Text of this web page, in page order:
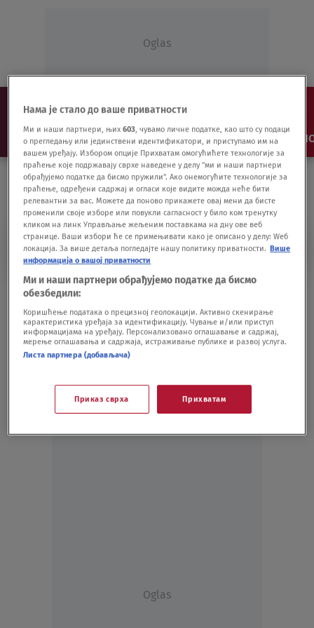
Oglas
NAJNOVIJE VESTI SHOW SPORT VIDEO
DAMJAN LE TALEK
trijumf Rajkovića
SPORT25.10.20.
Oglas
Нама је стало до ваше приватности
Ми и наши партнери, њих603, чувамо личне податке, као што су подаци
о прегледању или јединствени идентификатори, и приступамо им на
вашем уређају. Избором опције Прихватам омогућићете технологије за
праћење које подржавају сврхе наведене у делу "ми и наши партнери
обрађујемо податке да бисмо пружили". Ако онемогућите технологије за
праћење, одређени садржај и огласи које видите можда неће бити
релевантни за вас. Можете да поново прикажете овај мени да бисте
променили своје изборе или повукли сагласност у било ком тренутку
кликом на линк Управљање жељеним поставкама на дну ове веб
странице. Ваши избори ће се примењивати како је описано у делу: Wеб
локација. За више детаља погледајте нашу политику приватности. Више
информација о вашој приватности
Ми и наши партнери обрађујемо податке да бисмо
обезбедили:
Коришћење података о прецизној геолокацији. Активно скенирање
карактеристика уређаја за идентификацију. Чување и/или приступ
информацијама на уређају. Персонализовано оглашавање и садржај,
мерење оглашавања и садржаја, истраживање публике и развој услуга.
Листа партнера (добављача)
Приказ сврха Прихватам